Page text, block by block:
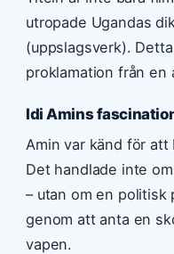
utropade Ugandas
(uppslagsverk).
proklamation från
Idi Amins
Amin var känd för
Det handlade inte
– utan om en
genom att anta en
vapen.